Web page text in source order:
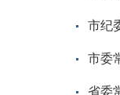
市纪
市委
省委